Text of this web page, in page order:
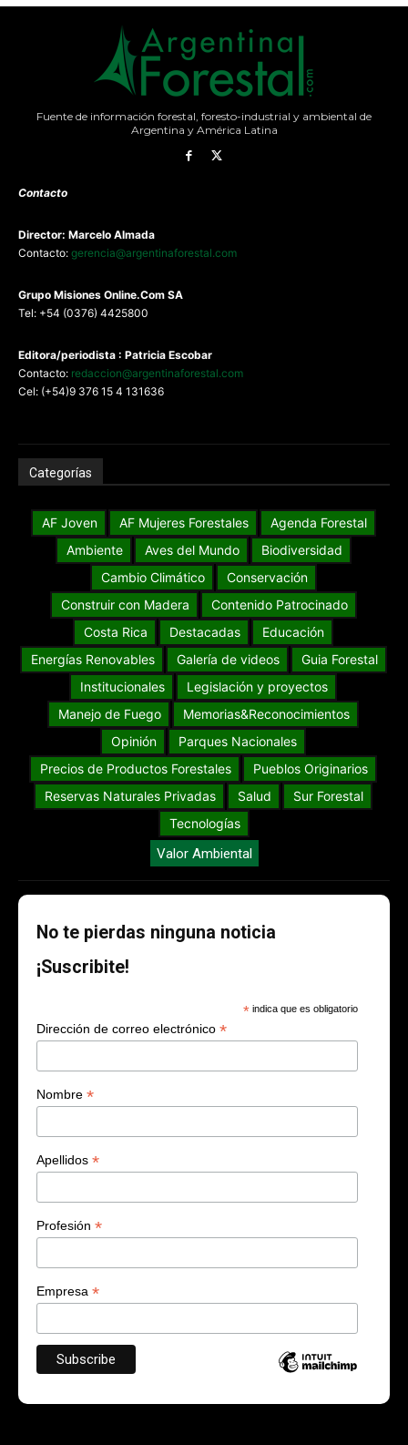
Fuente de información forestal, foresto-industrial y ambiental de
Argentina y América Latina
Contacto
Director: Marcelo Almada
Contacto: gerencia@argentinaforestal.com
Grupo Misiones Online.Com SA
Tel: +54 (0376) 4425800
Editora/periodista : Patricia Escobar
Contacto: redaccion@argentinaforestal.com
Cel: (+54)9 376 15 4 131636
Categorías
AF Joven AF Mujeres Forestales
Agenda Forestal
Ambiente
Aves del Mundo
Biodiversidad
Cambio Climático
Conservación
Construir con Madera
Contenido Patrocinado
Costa Rica
Destacadas
Educación
Energías Renovables
Galería de videos
Guia Forestal
Institucionales
Legislación y proyectos
Manejo de Fuego
Memorias&Reconocimientos
Opinión
Parques Nacionales
Precios de Productos Forestales
Pueblos Originarios
Reservas Naturales Privadas
Salud
Sur Forestal
Tecnologías
Valor Ambiental
No te pierdas ninguna noticia
¡Suscribite!
* indica que es obligatorio
Dirección de correo electrónico *
Nombre *
Apellidos *
Profesión *
Empresa *